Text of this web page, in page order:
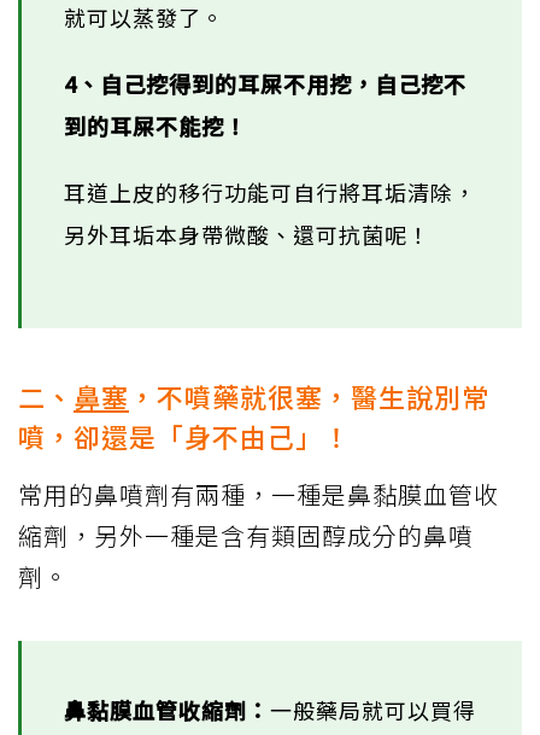
就可以蒸發了。
4、自己挖得到的耳屎不用挖，自己挖不
到的耳屎不能挖！
耳道上皮的移行功能可自行將耳垢清除，
另外耳垢本身帶微酸、還可抗菌呢！
二、 鼻塞 ，不噴藥就很塞，醫生說別常
噴，卻還是「身不由己」！
常用的鼻噴劑有兩種，一種是鼻黏膜血管收
縮劑，另外一種是含有類固醇成分的鼻噴
劑。
鼻黏膜血管收縮劑： 一般藥局就可以買得